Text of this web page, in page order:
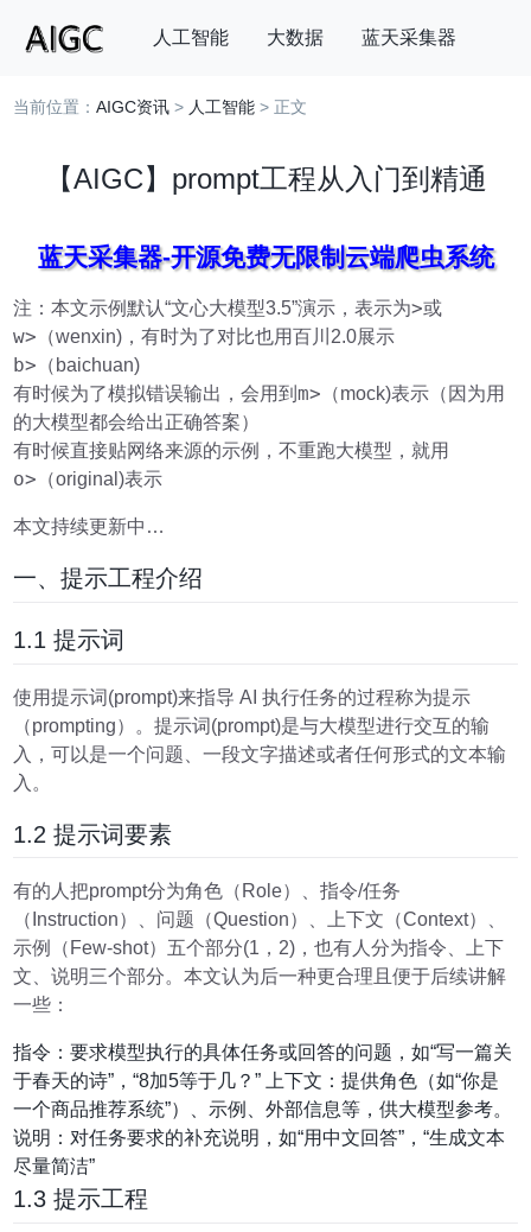
人工智能 大数据 蓝天采集器
搜索
当前位置：AIGC资讯 > 人工智能 > 正文
【AIGC】prompt工程从入门到精通
蓝天采集器-开源免费无限制云端爬虫系统
注：本文示例默认“文心大模型3.5”演示，表示为>或
w> （wenxin)，有时为了对比也用百川2.0展示
b> （baichuan)
有时候为了模拟错误输出，会用到m> （mock)表示（因为用
的大模型都会给出正确答案）
有时候直接贴网络来源的示例，不重跑大模型，就用
o> （original)表示
本文持续更新中…
一、提示工程介绍
1.1 提示词
使用提示词(prompt)来指导 AI 执行任务的过程称为提示
（prompting）。提示词(prompt)是与大模型进行交互的输
入，可以是一个问题、一段文字描述或者任何形式的文本输
入。
1.2 提示词要素
有的人把prompt分为角色（Role）、指令/任务
（Instruction）、问题（Question）、上下文（Context）、
示例（Few-shot）五个部分(1，2)，也有人分为指令、上下
文、说明三个部分。本文认为后一种更合理且便于后续讲解
一些：
指令：要求模型执行的具体任务或回答的问题，如“写一篇关
于春天的诗”，“8加5等于几？” 上下文：提供角色（如“你是
一个商品推荐系统”）、示例、外部信息等，供大模型参考。
说明：对任务要求的补充说明，如“用中文回答”，“生成文本
尽量简洁”
1.3 提示工程